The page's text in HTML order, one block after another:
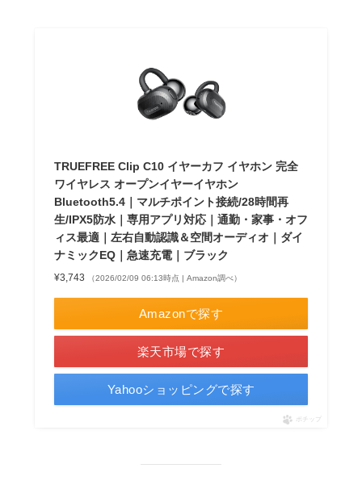
TRUEFREE Clip C10 イヤーカフ イヤホン 完全
ワイヤレス オープンイヤーイヤホン
Bluetooth5.4｜マルチポイント接続/28時間再
生/IPX5防水｜専用アプリ対応｜通勤・家事・オフ
ィス最適｜左右自動認識＆空間オーディオ｜ダイ
ナミックEQ｜急速充電｜ブラック
¥3,743 （2026/02/09 06:13時点 | Amazon調べ）
Amazonで探す
楽天市場で探す
Yahooショッピングで探す
ポチップ